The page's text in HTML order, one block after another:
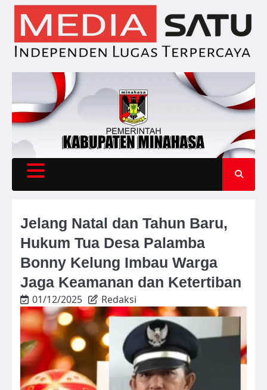
Skip
content
Jelang Natal dan Tahun Baru,
Hukum Tua Desa Palamba
Bonny Kelung Imbau Warga
Jaga Keamanan dan Ketertiban
01/12/2025 Redaksi